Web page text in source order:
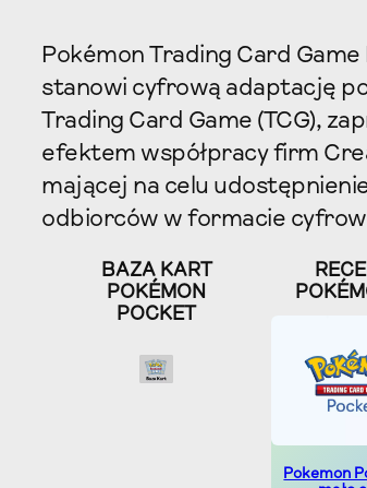
Pokémon Trading Card
stanowi cyfrową adaptację
Trading Card Game (TCG),
efektem współpracy firm
mającej na celu
odbiorców w formacie
BAZA KART
POKÉMON
POCKET
Pokemon